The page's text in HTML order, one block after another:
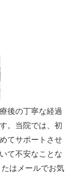
後の丁寧な経過
。当院では、初
てサポートさせ
て不安なことな
はメールでお気